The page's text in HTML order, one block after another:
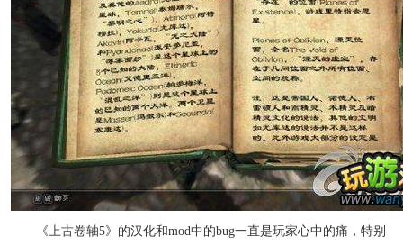
《上古卷轴5》的汉化和mod中的bug一直是玩家心中的痛，特别